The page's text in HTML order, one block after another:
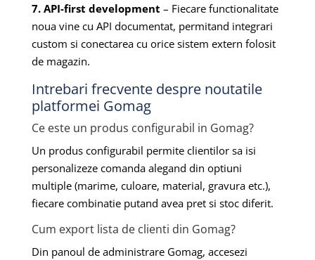
7. API-first development – Fiecare functionalitate
noua vine cu API documentat, permitand integrari
custom si conectarea cu orice sistem extern folosit
de magazin.
Intrebari frecvente despre noutatile
platformei Gomag
Ce este un produs configurabil in Gomag?
Un produs configurabil permite clientilor sa isi
personalizeze comanda alegand din optiuni
multiple (marime, culoare, material, gravura etc.),
fiecare combinatie putand avea pret si stoc diferit.
Cum export lista de clienti din Gomag?
Din panoul de administrare Gomag, accesezi